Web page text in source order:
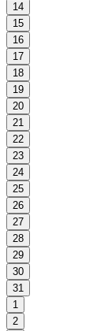
14
15
16
17
18
19
20
21
22
23
24
25
26
27
28
29
30
31
1
2